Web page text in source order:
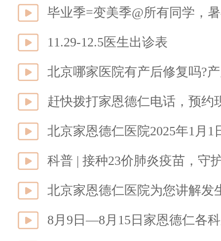
毕业季=变美季@所有同学，
11.29-12.5医生出诊表
北京哪家医院有产后修复吗?
赶快拨打家恩德仁电话，预约
北京家恩德仁医院2025年1月
科普 | 接种23价肺炎疫苗，守
北京家恩德仁医院为您讲解发
8月9日—8月15日家恩德仁各